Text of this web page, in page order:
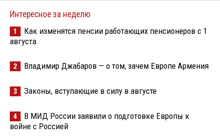
Интересное за неделю
1
Как изменятся пенсии работающих пенсионеров с 1
августа
2 Владимир Джабаров — о том, зачем Европе Армения
3 Законы, вступающие в силу в августе
4
В МИД России заявили о подготовке Европы к
войне с Россией